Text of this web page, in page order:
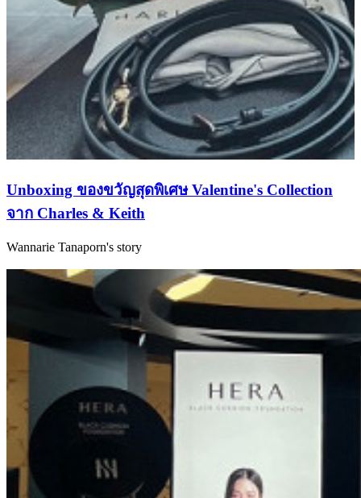
Unboxing ของขวัญสุดพิเศษ Valentine's Collection
จาก Charles & Keith
Wannarie Tanaporn's story